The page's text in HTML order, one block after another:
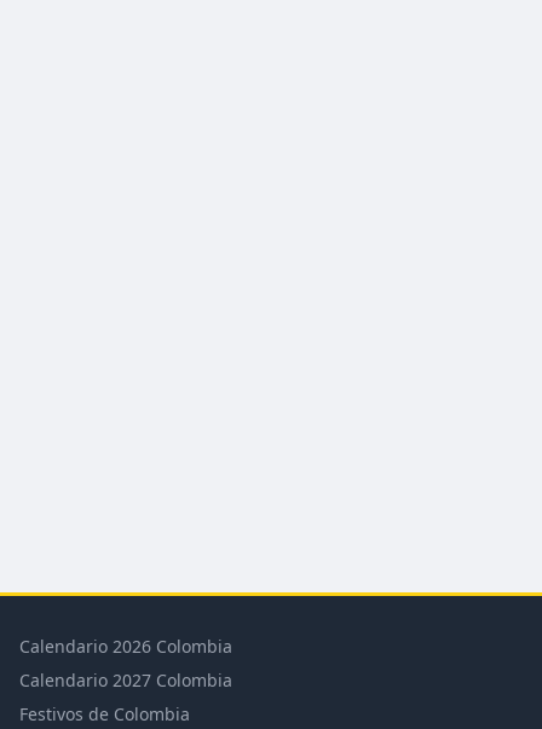
Calendario 2026 Colombia
Calendario 2027 Colombia
Festivos de Colombia